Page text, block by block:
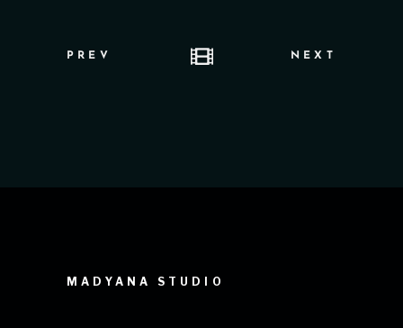
PREV NEXT
MADYANA STUDIO